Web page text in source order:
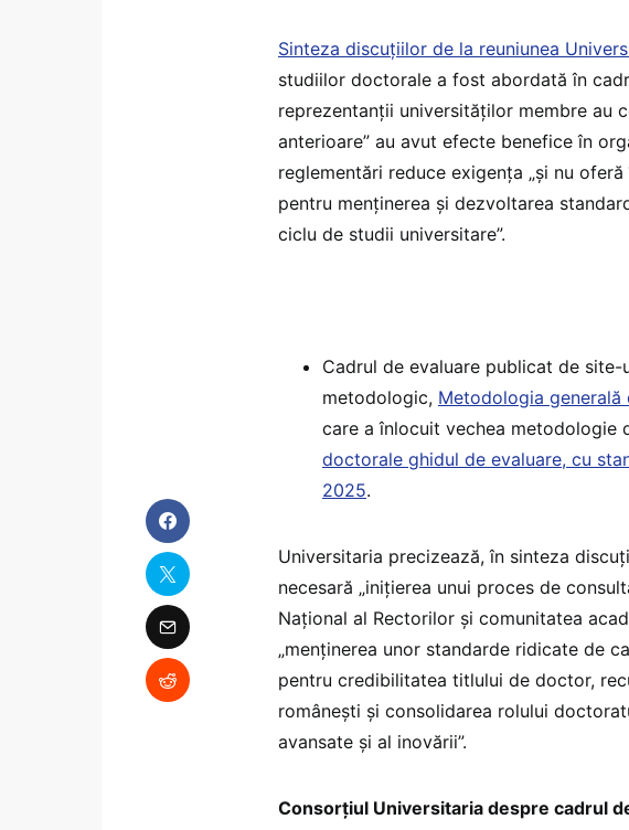
Sinteza discuțiilor de la reuniunea
studiilor doctorale a fost abordată în
reprezentanții universităților membre au
anterioare” au avut efecte benefice în
reglementări reduce exigența „și nu
pentru menținerea și dezvoltarea
ciclu de studii universitare”.
Cadrul de evaluare publicat de site-
metodologic, Metodologia generală
care a înlocuit vechea metodologie
doctorale ghidul de evaluare, cu
2025.
Universitaria precizează, în sinteza
necesară „inițierea unui proces de
Național al Rectorilor și comunitatea
„menținerea unor standarde ridicate de
pentru credibilitatea titlului de doctor,
românești și consolidarea rolului
avansate și al inovării”.
Consorțiul Universitaria despre cadrul